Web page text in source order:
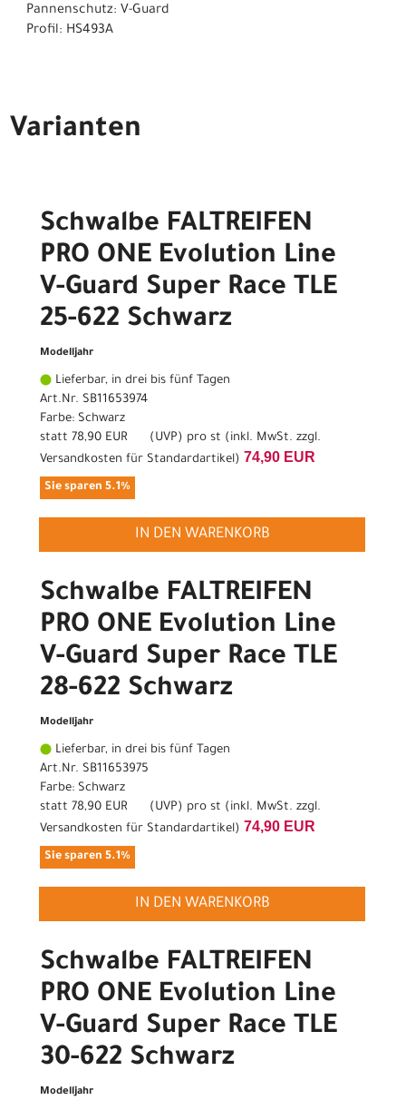
Pannenschutz: V-Guard
Profil: HS493A
Varianten
Schwalbe FALTREIFEN
PRO ONE Evolution Line
V-Guard Super Race TLE
25-622 Schwarz
Modelljahr
Lieferbar, in drei bis fünf Tagen
Art.Nr. SB11653974
Farbe: Schwarz
statt 78,90 EUR ( UVP) pro st (inkl. MwSt. zzgl.
Versandkosten für Standardartikel) 74,90 EUR
Sie sparen 5.1%
IN DEN WARENKORB
Schwalbe FALTREIFEN
PRO ONE Evolution Line
V-Guard Super Race TLE
28-622 Schwarz
Modelljahr
Lieferbar, in drei bis fünf Tagen
Art.Nr. SB11653975
Farbe: Schwarz
statt 78,90 EUR ( UVP) pro st (inkl. MwSt. zzgl.
Versandkosten für Standardartikel) 74,90 EUR
Sie sparen 5.1%
IN DEN WARENKORB
Schwalbe FALTREIFEN
PRO ONE Evolution Line
V-Guard Super Race TLE
30-622 Schwarz
Modelljahr